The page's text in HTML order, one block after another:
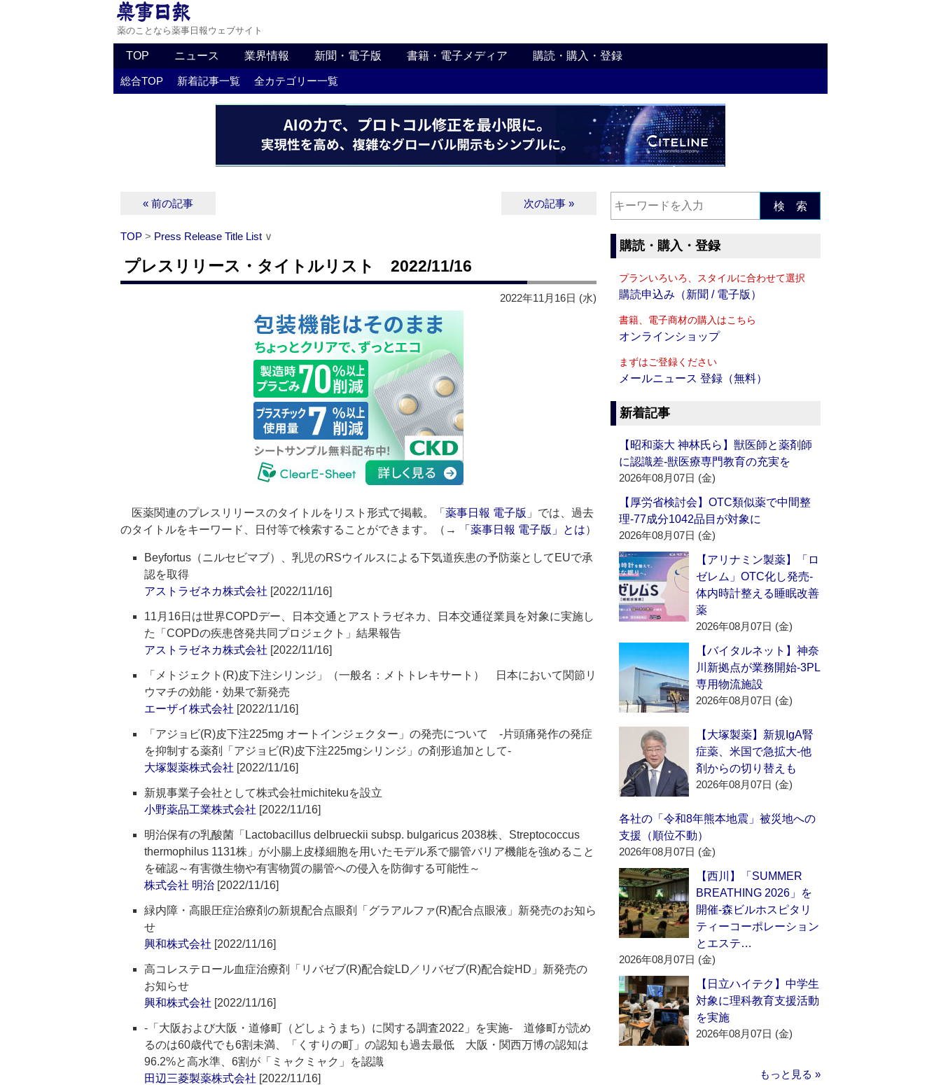
薬のことなら薬事日報ウェブサイト
TOP ニュース 業界情報 新聞・電子版 書籍・電子メディア 購読・購入・登録
総合TOP 新着記事一覧 全カテゴリー一覧
« 前の記事 次の記事 »
TOP > Press Release Title List ∨
プレスリリース・タイトルリスト 2022/11/16
2022年11月16日 (水)
医薬関連のプレスリリースのタイトルをリスト形式で掲載。「 薬事日報 電子版 」では、過去
のタイトルをキーワード、日付等で検索することができます。（→
「薬事日報 電子版」とは）
Beyfortus（ニルセビマブ）、乳児のRSウイルスによる下気道疾患の予防薬としてEUで承
認を取得
アストラゼネカ株式会社 [2022/11/16]
11月16日は世界COPDデー、日本交通とアストラゼネカ、日本交通従業員を対象に実施し
た「COPDの疾患啓発共同プロジェクト」結果報告
アストラゼネカ株式会社 [2022/11/16]
「メトジェクト(R)皮下注シリンジ」（一般名：メトトレキサート） 日本において関節リ
ウマチの効能・効果で新発売
エーザイ株式会社 [2022/11/16]
「アジョビ(R)皮下注225mg オートインジェクター」の発売について ‐片頭痛発作の発症
を抑制する薬剤「アジョビ(R)皮下注225mgシリンジ」の剤形追加として‐
大塚製薬株式会社 [2022/11/16]
新規事業子会社として株式会社michitekuを設立
小野薬品工業株式会社 [2022/11/16]
明治保有の乳酸菌「Lactobacillus delbrueckii subsp. bulgaricus 2038株、Streptococcus
thermophilus 1131株」が小腸上皮様細胞を用いたモデル系で腸管バリア機能を強めること
を確認～有害微生物や有害物質の腸管への侵入を防御する可能性～
株式会社 明治 [2022/11/16]
緑内障・高眼圧症治療剤の新規配合点眼剤「グラアルファ(R)配合点眼液」新発売のお知ら
せ
興和株式会社 [2022/11/16]
高コレステロール血症治療剤「リバゼブ(R)配合錠LD／リバゼブ(R)配合錠HD」新発売の
お知らせ
興和株式会社 [2022/11/16]
‐「大阪および大阪・道修町（どしょうまち）に関する調査2022」を実施‐ 道修町が読め
るのは60歳代でも6割未満、「くすりの町」の認知も過去最低 大阪・関西万博の認知は
96.2%と高水準、6割が「ミャクミャク」を認識
田辺三菱製薬株式会社 [2022/11/16]
検 索
購読・購入・登録
プランいろいろ、スタイルに合わせて選択
購読申込み（新聞 / 電子版）
書籍、電子商材の購入はこちら
オンラインショップ
まずはご登録ください
メールニュース 登録（無料）
新着記事
【昭和薬大 神林氏ら】獣医師と薬剤師
に認識差‐獣医療専門教育の充実を
2026年08月07日 (金)
【厚労省検討会】OTC類似薬で中間整
理‐77成分1042品目が対象に
2026年08月07日 (金)
【アリナミン製薬】「ロ
ゼレム」OTC化し発売‐
体内時計整える睡眠改善
薬
2026年08月07日 (金)
【バイタルネット】神奈
川新拠点が業務開始‐3PL
専用物流施設
2026年08月07日 (金)
【大塚製薬】新規IgA腎
症薬、米国で急拡大‐他
剤からの切り替えも
2026年08月07日 (金)
各社の「令和8年熊本地震」被災地への
支援（順位不動）
2026年08月07日 (金)
【西川】「SUMMER
BREATHING 2026」を
開催‐森ビルホスピタリ
ティーコーポレーション
とエステ…
2026年08月07日 (金)
【日立ハイテク】中学生
対象に理科教育支援活動
を実施
2026年08月07日 (金)
もっと見る »